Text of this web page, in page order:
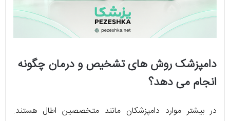
دامپزشک روش های تشخیص و درمان چگونه
انجام می دهد؟
در بیشتر موارد دامپزشکان مانند متخصصین اطال هستند.